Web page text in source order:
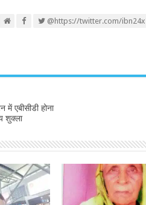
@https://twitter.com/
में एबीसीडी होना
शुक्ला